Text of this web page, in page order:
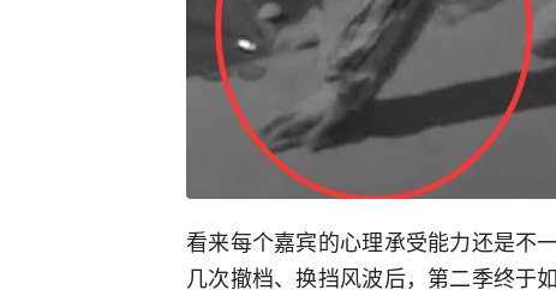
看来每个嘉宾的心理承受能力还是不
几次撤档、换挡风波后，第二季终于